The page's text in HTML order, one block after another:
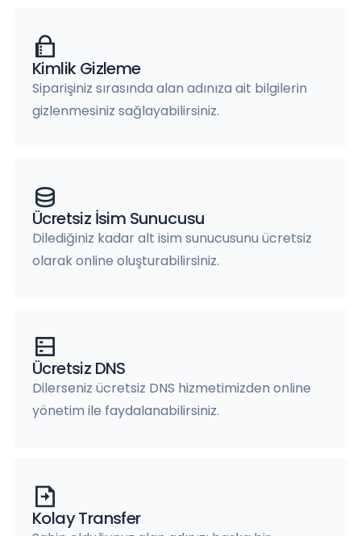
Kimlik Gizleme
Siparişiniz sırasında alan adınıza ait bilgilerin
gizlenmesiniz sağlayabilirsiniz.
Ücretsiz İsim Sunucusu
Dilediğiniz kadar alt isim sunucusunu ücretsiz
olarak online oluşturabilirsiniz.
Ücretsiz DNS
Dilerseniz ücretsiz DNS hizmetimizden online
yönetim ile faydalanabilirsiniz.
Kolay Transfer